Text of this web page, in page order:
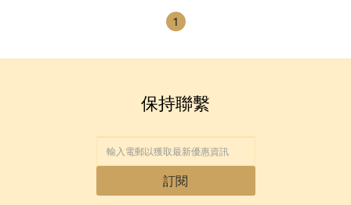
1
保持聯繫
訂閱